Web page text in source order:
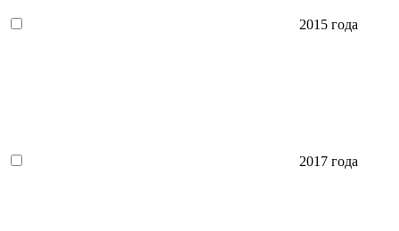
2015 года
2017 года